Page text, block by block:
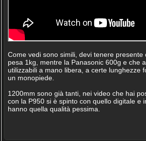
Come vedi sono simili, devi tenere presente
pesa 1kg, mentre la Panasonic 600g e che
utilizzabili a mano libera, a certe lunghezze
un monopiede.
1200mm sono già tanti, nei video che hai
con la P950 si è spinto con quello digitale e
hanno quella qualità pessima.